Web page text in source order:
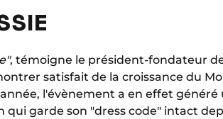
, témoigne le président-fondateur
satisfait de la croissance du
l'évènement a en effet
garde son "dress code" intact